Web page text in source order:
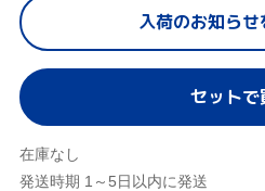
入荷のお知ら
セットで
在庫なし
発送時期 1～5日以内に発送